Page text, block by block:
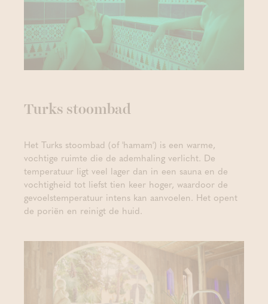
Turks stoombad
Het Turks stoombad (of 'hamam') is een warme,
vochtige ruimte die de ademhaling verlicht. De
temperatuur ligt veel lager dan in een sauna en de
vochtigheid tot liefst tien keer hoger, waardoor de
gevoelstemperatuur intens kan aanvoelen. Het opent
de poriën en reinigt de huid.